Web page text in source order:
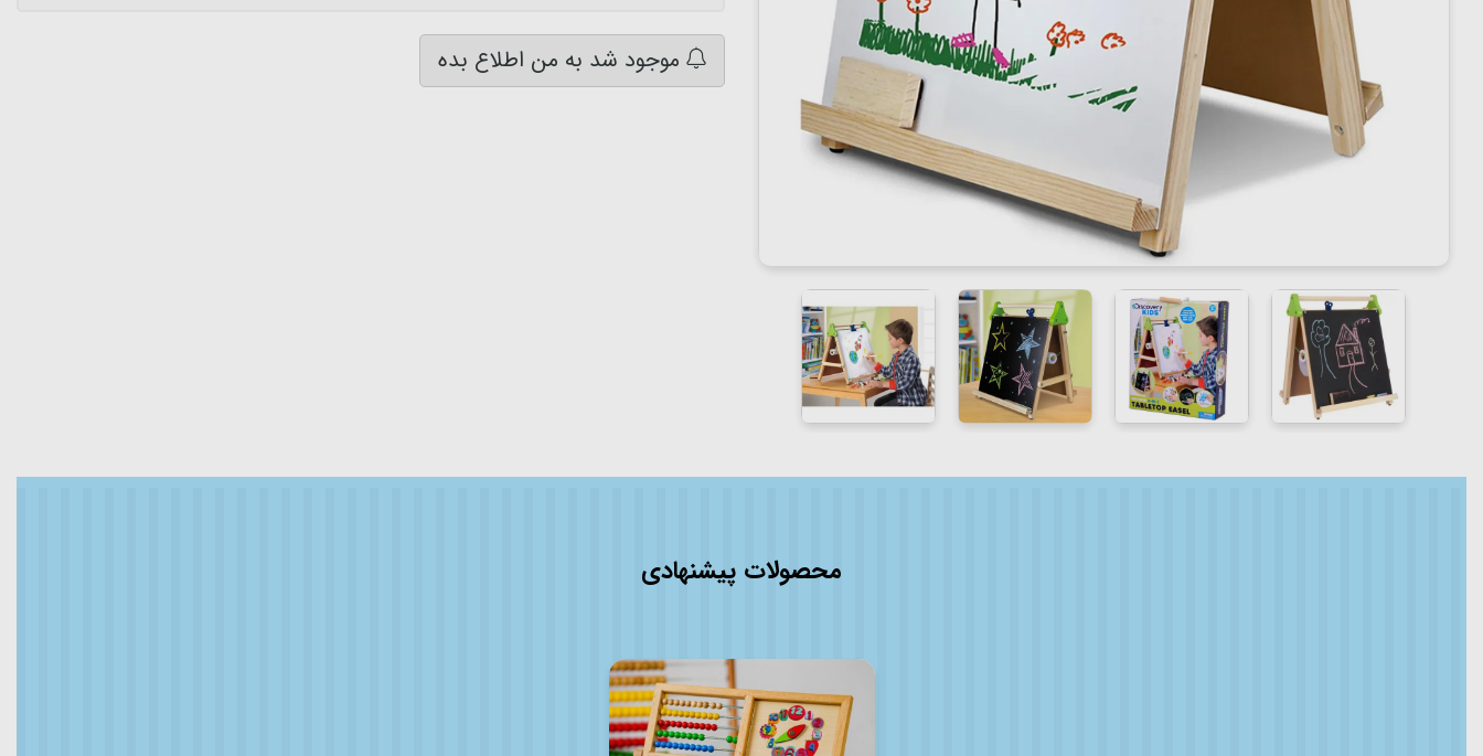
موجود شد به من اطلاع بده
محصولات پیشنهادی